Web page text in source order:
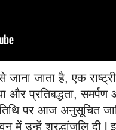
जाना जाता है, एक
और प्रतिबद्धता,
पर आज अनुसूचित
में उन्हें श्रद्धांजलि दी l